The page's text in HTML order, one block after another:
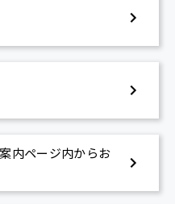
内ページ内からお